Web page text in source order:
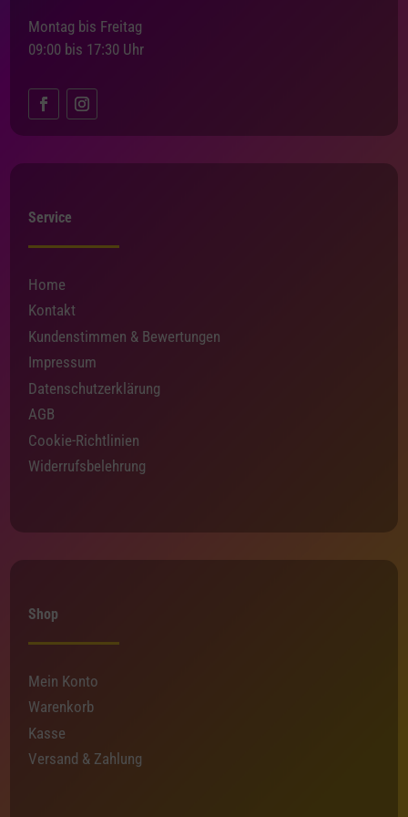
Montag bis Freitag
09:00 bis 17:30 Uhr
Service
Home
Kontakt
Kundenstimmen & Bewertungen
Impressum
Datenschutzerklärung
AGB
Cookie-Richtlinien
Widerrufsbelehrung
Shop
Mein Konto
Warenkorb
Kasse
Versand & Zahlung